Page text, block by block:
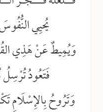
يُحيِي
وَيُمِيطٌ عَنْ هَذِي
فَتَعُودُ تُرْسِلُ
وَتَرُوحُ بِالإِسْلَامِ